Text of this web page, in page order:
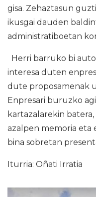
gisa. Zehaztasun
ikusgai dauden
administratiboetan
Herri barruko bi
interesa duten
dute proposamenak
Enpresari buruzko
kartazalarekin
azalpen memoria eta
bina sobretan
Iturria: Oñati Irratia